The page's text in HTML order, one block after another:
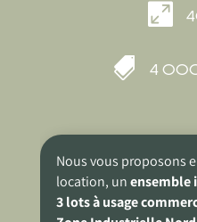

 4
Nous vous proposons
location, unensemble
3 lots à usage